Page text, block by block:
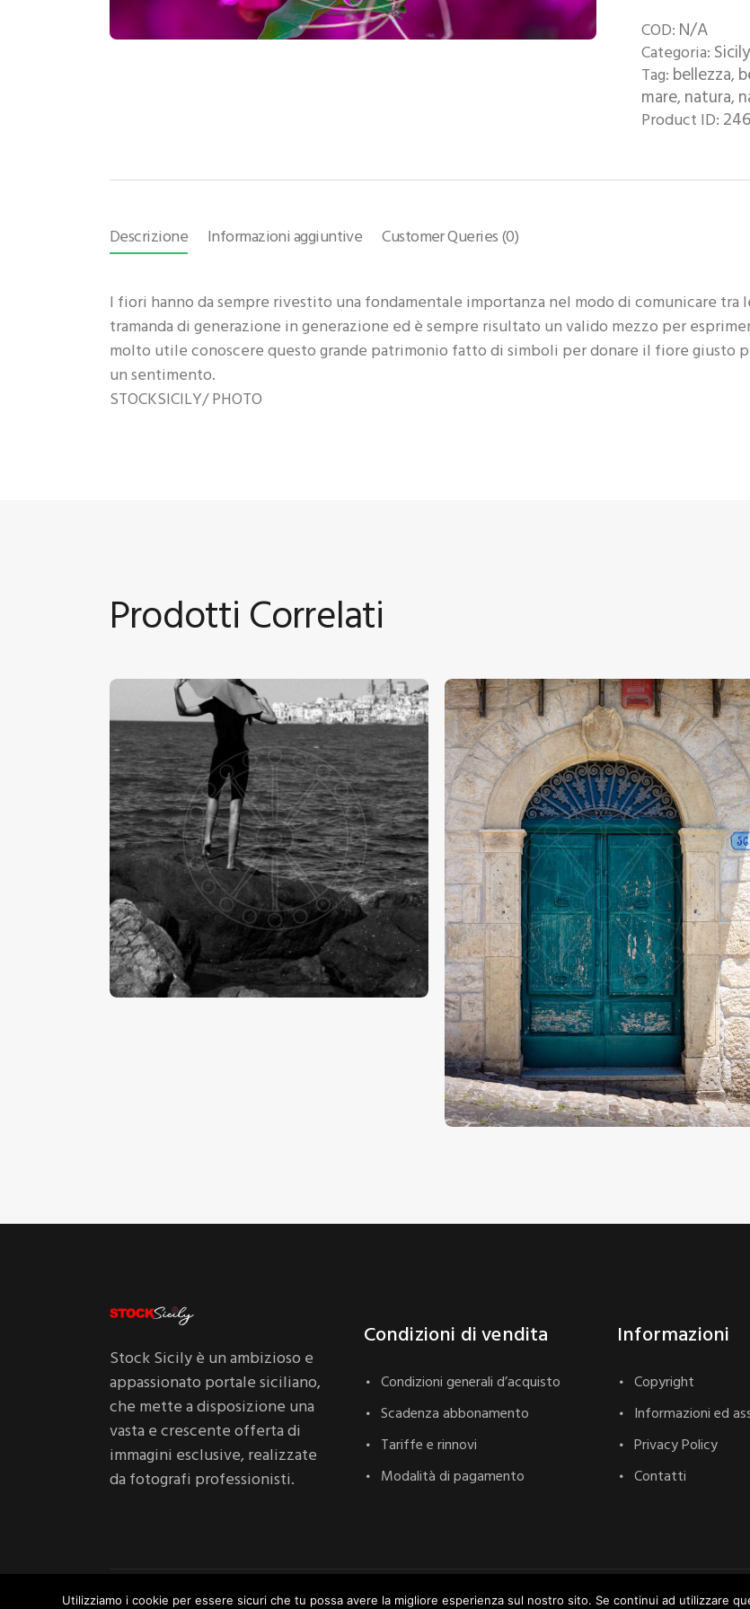
COD: N/A
Categoria:
Tag: bellezza,
mare, natura,
Product ID:
Descrizione Informazioni aggiuntive Customer Queries (0)
I fiori hanno da sempre rivestito una fondamentale importanza nel modo di comunicare
tramanda di generazione in generazione ed è sempre risultato un valido mezzo per
molto utile conoscere questo grande patrimonio fatto di simboli per donare il fiore giusto
un sentimento.
STOCKSICILY/ PHOTO
Prodotti Correlati
Spiaggia,Cefalù
€15.00-€24.00
Porte,Sicilia
€15.00-€24.00
Stock Sicily è un ambizioso e
appassionato portale siciliano,
che mette a disposizione una
vasta e crescente offerta di
immagini esclusive, realizzate
da fotografi professionisti.
Condizioni di vendita
Condizioni generali d’acquisto
Scadenza abbonamento
Tariffe e rinnovi
Modalità di pagamento
Informazioni
Copyright
Informazioni ed
Privacy Policy
Contatti
StockSicily©2020 P. IVA 05700190829 | All Rights Reserved. Designed byWebvox.it.
Utilizziamo i cookie per essere sicuri che tu possa avere la migliore esperienza sul nostro sito. Se continui ad utilizzare